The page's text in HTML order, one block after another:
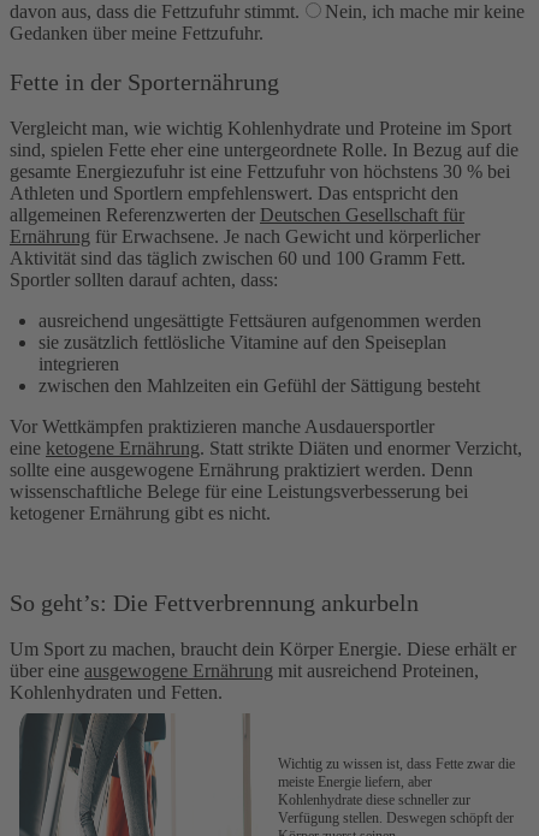
davon aus, dass die Fettzufuhr stimmt.
Nein, ich mache mir keine
Gedanken über meine Fettzufuhr.
Fette in der Sporternährung
Vergleicht man, wie wichtig Kohlenhydrate und Proteine im Sport
sind, spielen Fette eher eine untergeordnete Rolle. In Bezug auf die
gesamte Energiezufuhr ist eine Fettzufuhr von höchstens 30 % bei
Athleten und Sportlern empfehlenswert. Das entspricht den
allgemeinen Referenzwerten der Deutschen Gesellschaft für
Ernährung für Erwachsene. Je nach Gewicht und körperlicher
Aktivität sind das täglich zwischen 60 und 100 Gramm Fett.
Sportler sollten darauf achten, dass:
ausreichend ungesättigte Fettsäuren aufgenommen werden
sie zusätzlich fettlösliche Vitamine auf den Speiseplan
integrieren
zwischen den Mahlzeiten ein Gefühl der Sättigung besteht
Vor Wettkämpfen praktizieren manche Ausdauersportler
eine ketogene Ernährung. Statt strikte Diäten und enormer Verzicht,
sollte eine ausgewogene Ernährung praktiziert werden. Denn
wissenschaftliche Belege für eine Leistungsverbesserung bei
ketogener Ernährung gibt es nicht.
So geht’s: Die Fettverbrennung ankurbeln
Um Sport zu machen, braucht dein Körper Energie. Diese erhält er
über eine ausgewogene Ernährung mit ausreichend Proteinen,
Kohlenhydraten und Fetten.
Wichtig zu wissen ist, dass Fette zwar die
meiste Energie liefern, aber
Kohlenhydrate diese schneller zur
Verfügung stellen. Deswegen schöpft der